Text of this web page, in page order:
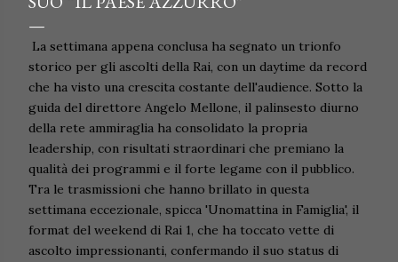
La settimana appena conclusa ha segnato un trionfo
storico per gli ascolti della Rai, con un daytime da record
che ha visto una crescita costante dell'audience. Sotto la
guida del direttore Angelo Mellone, il palinsesto diurno
della rete ammiraglia ha consolidato la propria
leadership, con risultati straordinari che premiano la
qualità dei programmi e il forte legame con il pubblico.
Tra le trasmissioni che hanno brillato in questa
settimana eccezionale, spicca 'Unomattina in Famiglia', il
format del weekend di Rai 1, che ha toccato vette di
ascolto impressionanti, confermando il suo status di